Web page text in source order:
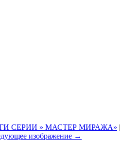
СЕРИИ » МАСТЕР МИРАЖА» |
изображение →